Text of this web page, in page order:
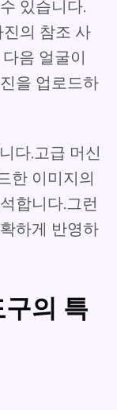
있습니다.
의 참조 사
음 얼굴이
을 업로드하
다.고급 머신
한 이미지의
합니다.그런
하게 반영하
의 특